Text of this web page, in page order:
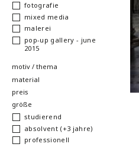
fotografie
mixed media
malerei
pop-up gallery - june
2015
show
motiv / thema
show
material
show
preis
show
größe
studierend
absolvent (+3 jahre)
professionell